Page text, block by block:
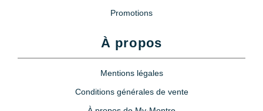
Promotions
À propos
Mentions légales
Conditions générales de vente